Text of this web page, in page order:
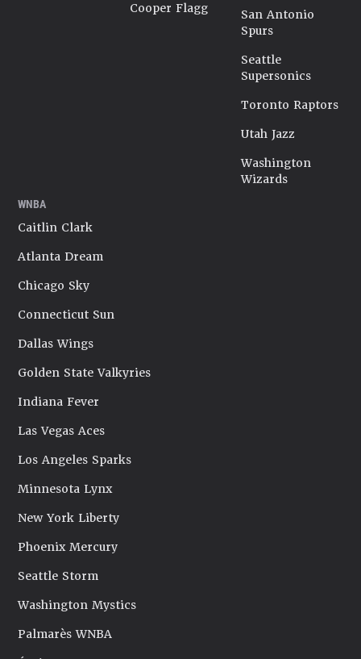
Cooper Flagg
San Antonio
Spurs
Seattle
Supersonics
Toronto Raptors
Utah Jazz
Washington
Wizards
WNBA
Caitlin Clark
Atlanta Dream
Chicago Sky
Connecticut Sun
Dallas Wings
Golden State Valkyries
Indiana Fever
Las Vegas Aces
Los Angeles Sparks
Minnesota Lynx
New York Liberty
Phoenix Mercury
Seattle Storm
Washington Mystics
Palmarès WNBA